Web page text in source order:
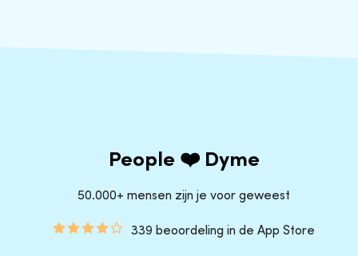
People ❤️ Dyme
50.000+ mensen zijn je voor geweest
339 beoordeling in de App Store